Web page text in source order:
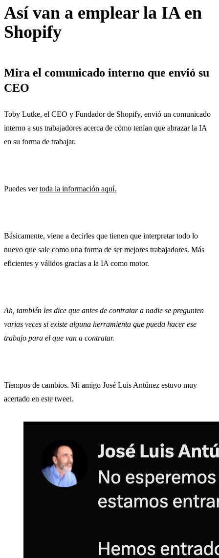
Así van a emplear la IA en
Shopify
Mira el comunicado interno que envió su
CEO
Toby Lutke, el CEO y Fundador de Shopify, envió un comunicado
interno a sus trabajadores acerca de cómo tenían que abrazar la IA
en su forma de trabajar.
Puedes vertoda la información aquí.
Básicamente, viene a decirles que tienen que interpretar todo lo
nuevo que sale como una forma de ser mejores trabajadores. Más
eficientes y válidos gracias a la IA como motor.
Ah, también les dice que antes de contratar a nadie se pregunten
varias veces si existe alguna herramienta que pueda hacer ese
trabajo para el que van a contratar.
Tiempos de cambios. Mi amigo José Luis Antúnez estuvo muy
acertado en este tweet.